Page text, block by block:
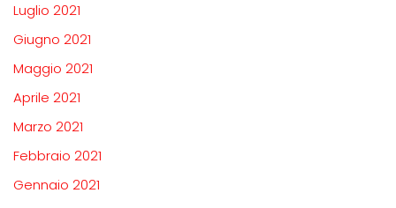
Luglio 2021
Giugno 2021
Maggio 2021
Aprile 2021
Marzo 2021
Febbraio 2021
Gennaio 2021